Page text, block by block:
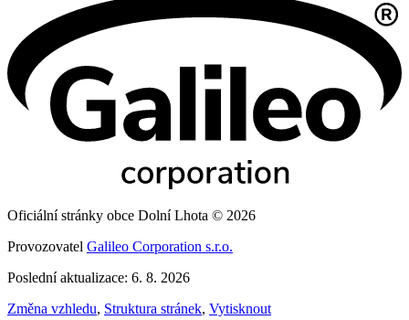
Oficiální stránky obce Dolní Lhota © 2026
Provozovatel Galileo Corporation s.r.o.
Poslední aktualizace: 6. 8. 2026
Změna vzhledu, Struktura stránek, Vytisknout